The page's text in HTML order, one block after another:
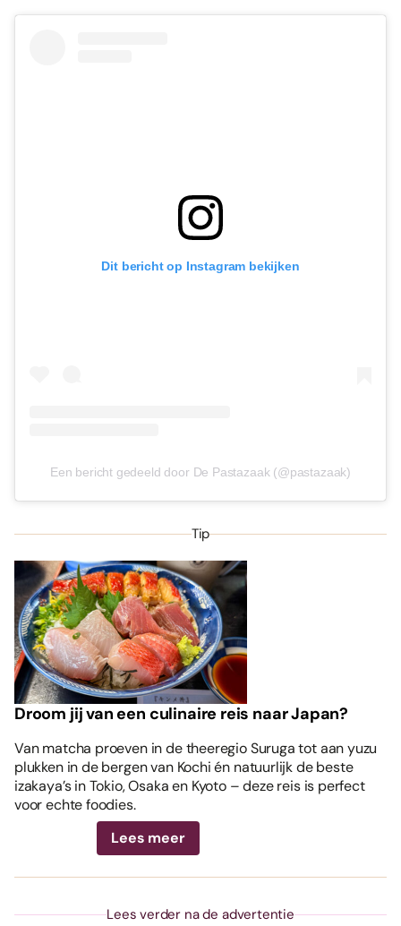
Dit bericht op Instagram bekijken
Een bericht gedeeld door De Pastazaak (@pastazaak)
Tip
Droom jij van een culinaire reis naar Japan?
Van matcha proeven in de theeregio Suruga tot aan yuzu
plukken in de bergen van Kochi én natuurlijk de beste
izakaya’s in Tokio, Osaka en Kyoto – deze reis is perfect
voor echte foodies.
Lees meer
Lees verder na de advertentie